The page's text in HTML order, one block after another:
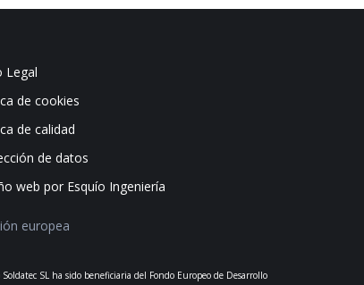
Legal
de cookies
de calidad
de datos
web por Esquío Ingeniería
Soldatec SL ha sido beneficiaria del Fondo Europeo de Desarrollo